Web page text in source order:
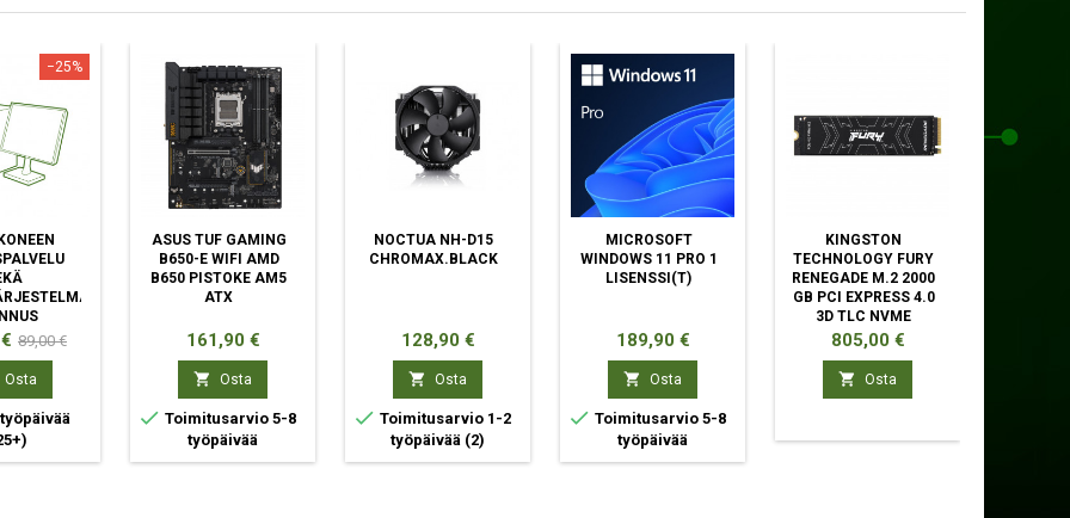
−25%
Normaali
hinta
89,00 €
Osta
ASUS TUF GAMING
B650-E WIFI AMD
B650 PISTOKE AM5
ATX
Hinta
161,90 €
 Osta
 Toimitusarvio 5-8
työpäivää
NOCTUA NH-D15
CHROMAX.BLACK
Hinta
128,90 €
 Osta
 Toimitusarvio 1-2
työpäivää (2)
MICROSOFT
WINDOWS 11 PRO 1
LISENSSI(T)
Hinta
189,90 €
 Osta
 Toimitusarvio 5-8
työpäivää
KINGSTON
TECHNOLOGY FURY
RENEGADE M.2 2000
GB PCI EXPRESS 4.0
3D TLC NVME
Hinta
805,00 €
 Osta